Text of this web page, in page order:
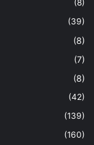
(8)
(39)
(8)
(7)
(8)
(42)
(139)
(160)